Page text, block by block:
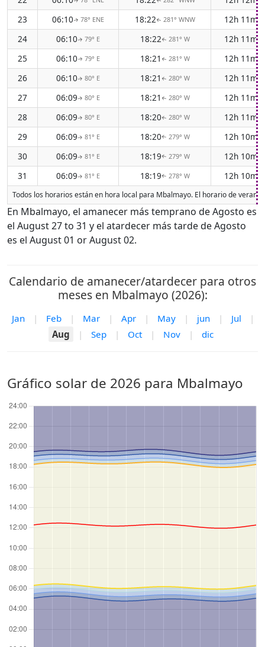
23
06:10↑ 78° ENE 18:22↑ 281° WNW
12h 11m
24
06:10↑ 79° E 18:22↑ 281° W
12h 11m
25
06:10↑ 79° E 18:21 ↑ 281° W
12h 11m
26
06:10↑ 80° E 18:21 ↑ 280° W
12h 11m
27
06:09↑ 80° E 18:21 ↑ 280° W
12h 11m
28
06:09↑ 80° E 18:20↑ 280° W
12h 11m
29
06:09↑ 81° E 18:20↑ 279° W
12h 10m
30
06:09↑ 81° E 18:19↑ 279° W
12h 10m
31
06:09↑ 81° E 18:19↑ 278° W 12h 10m
Todos los horarios están en hora local para Mbalmayo. El horario de
En Mbalmayo, el amanecer más temprano de Agosto es
el August 27 to 31 y el atardecer más tarde de Agosto
es el August 01 or August 02.
Calendario de amanecer/atardecer para otros
meses en Mbalmayo (2026):
Jan | Feb | Mar | Apr | May | jun | Jul
|
Aug
| Sep | Oct | Nov | dic
Gráfico solar de 2026 para Mbalmayo